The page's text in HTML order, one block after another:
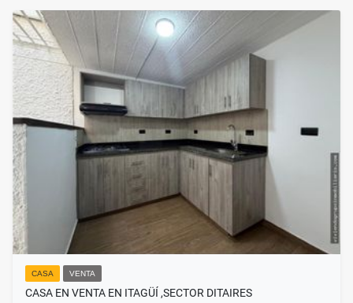
CASA VENTA
CASA EN VENTA EN ITAGÜÍ ,SECTOR DITAIRES